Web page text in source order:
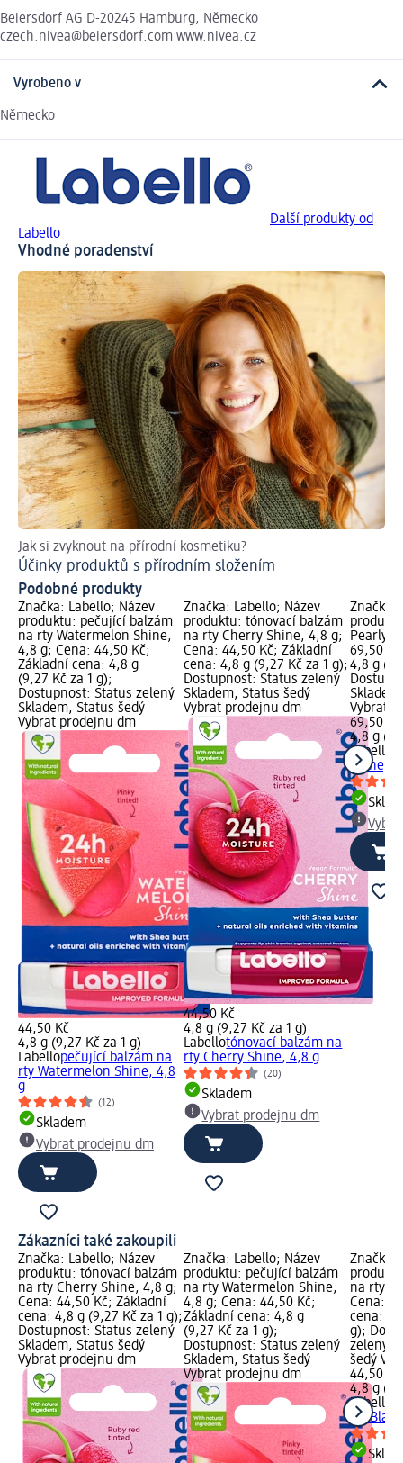
Beiersdorf AG D-20245 Hamburg, Německo
czech.nivea@beiersdorf.com www.nivea.cz
Vyrobeno v
Německo
Další produkty od
Labello
Vhodné poradenství
Jak si zvyknout na přírodní kosmetiku?
Účinky produktů s přírodním složením
Podobné produkty
Značka: Labello; Název
produktu: pečující balzám
na rty Watermelon Shine,
4,8 g; Cena: 44,50 Kč;
Základní cena: 4,8 g
(9,27 Kč za 1 g);
Dostupnost: Status zelený
Skladem, Status šedý
Vybrat prodejnu dm
44,50 Kč
4,8 g (9,27 Kč za 1 g)
Labellopečující balzám na
rty Watermelon Shine, 4,8
g
(12)
Skladem
Vybrat prodejnu dm
Značka: Labello; Název
produktu: tónovací balzám
na rty Cherry Shine, 4,8 g;
Cena: 44,50 Kč; Základní
cena: 4,8 g (9,27 Kč za 1 g);
Dostupnost: Status zelený
Skladem, Status šedý
Vybrat prodejnu dm
44,50 Kč
4,8 g (9,27 Kč za 1 g)
Labellotónovací balzám na
rty Cherry Shine, 4,8 g
(20)
Skladem
Vybrat prodejnu dm
Značka:
Pearly
69,50
4,8 g
Vybrat
69,50 Kč
4,8 g
Labello
Shine,
Zákazníci také zakoupili
Značka: Labello; Název
produktu: tónovací balzám
na rty Cherry Shine, 4,8 g;
Cena: 44,50 Kč; Základní
cena: 4,8 g (9,27 Kč za 1 g);
Dostupnost: Status zelený
Skladem, Status šedý
Vybrat prodejnu dm
Značka: Labello; Název
produktu: pečující balzám
na rty Watermelon Shine,
4,8 g; Cena: 44,50 Kč;
Základní cena: 4,8 g
(9,27 Kč za 1 g);
Dostupnost: Status zelený
Skladem, Status šedý
Vybrat prodejnu dm
Značka:
na rty
Cena:
cena:
g);
zelený
šedý
44,50 Kč
4,8 g
Labello
rty